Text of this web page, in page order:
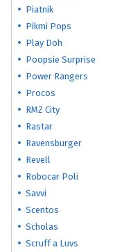
Piatnik
Pikmi Pops
Play Doh
Poopsie Surprise
Power Rangers
Procos
RMZ City
Rastar
Ravensburger
Revell
Robocar Poli
Savvi
Scentos
Scholas
Scruff a Luvs